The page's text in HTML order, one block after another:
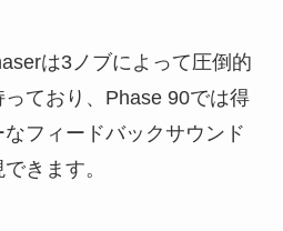
は3ノブによって圧倒的
ており、Phase 90では得
フィードバックサウンド
きます。